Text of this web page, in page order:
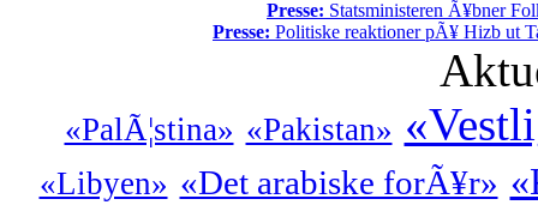
Presse: Statsministeren Ã¥bner
Presse: Politiske reaktioner pÃ¥ Hizb ut
«PalÃ¦stina» «Pakistan»
«Libyen» «Det arabiske forÃ¥r»